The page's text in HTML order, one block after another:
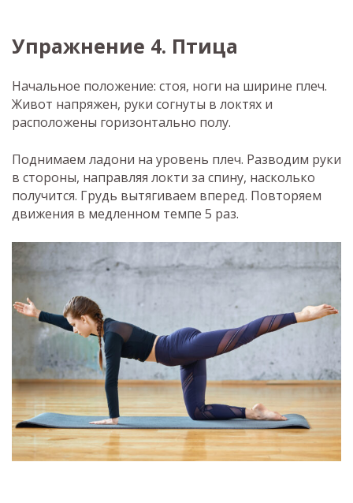
Упражнение 4. Птица
Начальное положение: стоя, ноги на ширине плеч.
Живот напряжен, руки согнуты в локтях и
расположены горизонтально полу.
Поднимаем ладони на уровень плеч. Разводим руки
в стороны, направляя локти за спину, насколько
получится. Грудь вытягиваем вперед. Повторяем
движения в медленном темпе 5 раз.